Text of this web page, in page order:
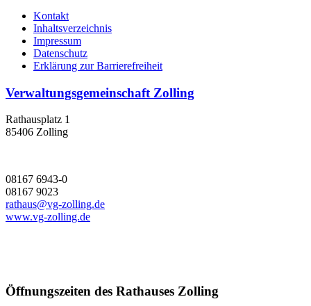
Kontakt
Inhaltsverzeichnis
Impressum
Datenschutz
Erklärung zur Barrierefreiheit
Verwaltungsgemeinschaft Zolling
Rathausplatz 1
85406 Zolling
08167 6943-0
08167 9023
rathaus@vg-zolling.de
www.vg-zolling.de
Öffnungszeiten des Rathauses Zolling